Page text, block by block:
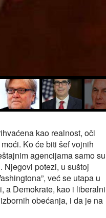
kao realnost, oči
Ko će biti šef vojnih
agencijama samo su
Njegovi potezi, u suštoj
već se utapa u
a Demokrate, kao i liberalni
obećanja, i da je na